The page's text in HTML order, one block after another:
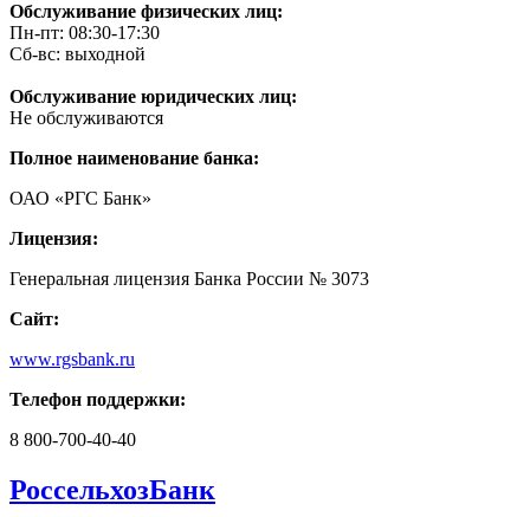
Обслуживание физических лиц:
Пн-пт: 08:30-17:30
Сб-вс: выходной
Обслуживание юридических лиц:
Не обслуживаются
Полное наименование банка:
ОАО «РГС Банк»
Лицензия:
Генеральная лицензия Банка России № 3073
Сайт:
www.rgsbank.ru
Телефон поддержки:
8 800-700-40-40
РоссельхозБанк